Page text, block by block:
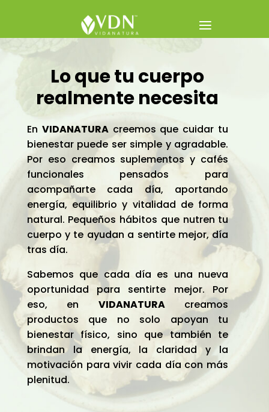
Lo que tu cuerpo
realmente necesita
En VIDANATURAcreemos que cuidar tu
bienestar puede ser simple y agradable.
Por eso creamos suplementos y cafés
funcionales pensados para
acompañarte cada día, aportando
energía, equilibrio y vitalidad de forma
natural. Pequeños hábitos que nutren tu
cuerpo y te ayudan a sentirte mejor, día
tras día.
Sabemos que cada día es una nueva
oportunidad para sentirte mejor. Por
eso, en VIDANATURAcreamos
productos que no solo apoyan tu
bienestar físico, sino que también te
brindan la energía, la claridad y la
motivación para vivir cada día con más
plenitud.